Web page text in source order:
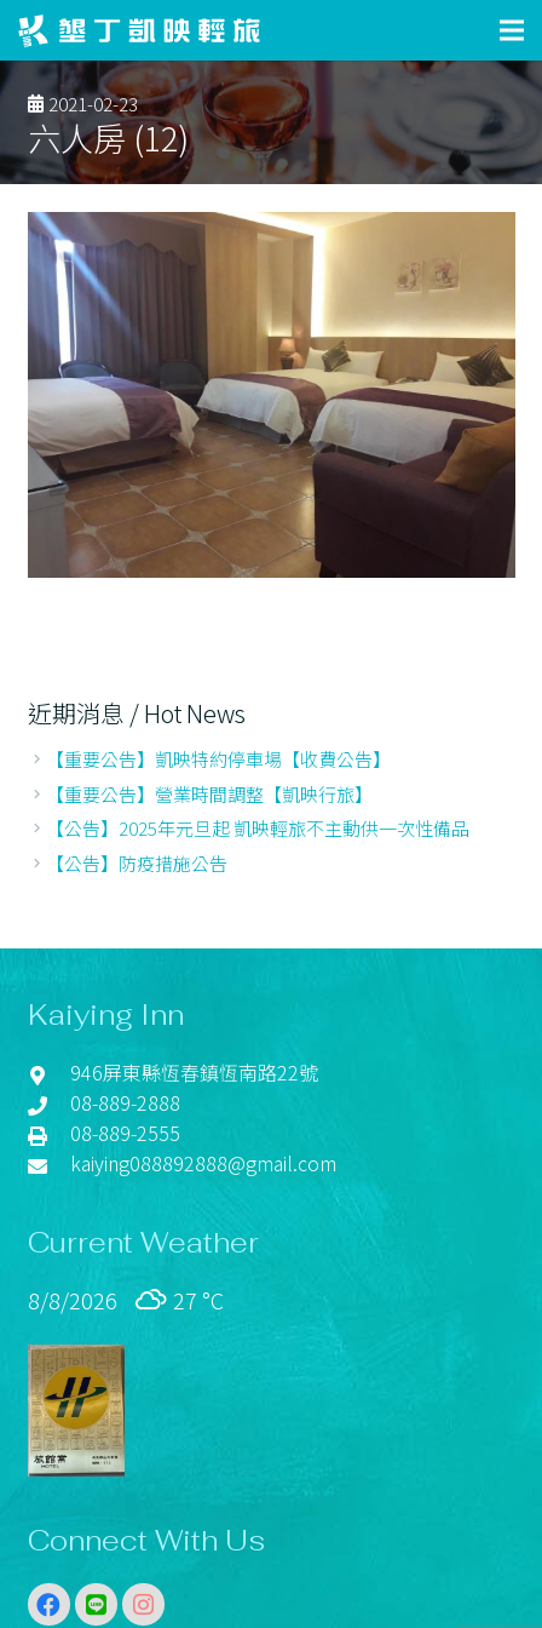
2021-02-23
六人房 (12)
近期消息 / Hot News
【重要公告】凱映特約停車場【收費公告】
【重要公告】營業時間調整【凱映行旅】
【公告】2025年元旦起 凱映輕旅不主動供一次性備品
【公告】防疫措施公告
Kaiying Inn
946屏東縣恆春鎮恆南路22號
08-889-2888
08-889-2555
kaiying088892888@gmail.com
Current Weather
8/8/2026 27 °C
Connect With Us